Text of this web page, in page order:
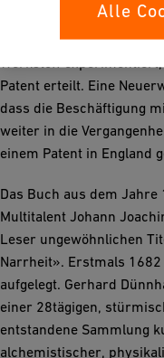
Seit über 150 Jahren
Johann Conrad Fischer
Patent erteilt. Eine
dass die Beschäftigung
weiter in die
einem Patent in England
Das Buch aus dem
Multitalent Johann
Leser ungewöhnlichen
Narrheit». Erstmals
aufgelegt. Gerhard
einer 28tägigen,
entstandene Sammlung
alchemistischer,
Alle